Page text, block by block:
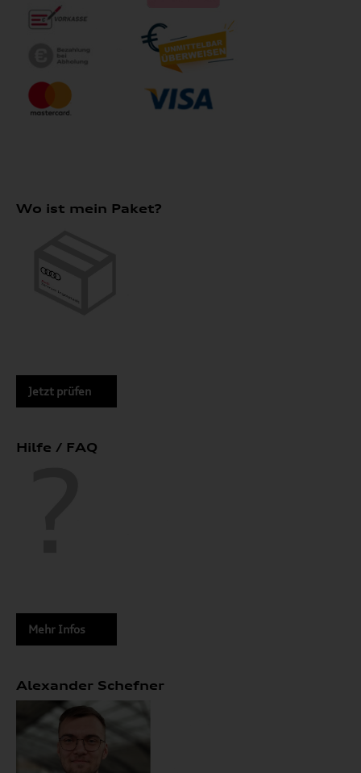
Wo ist mein Paket?
Jetzt prüfen
Hilfe / FAQ
Mehr Infos
Alexander Schefner